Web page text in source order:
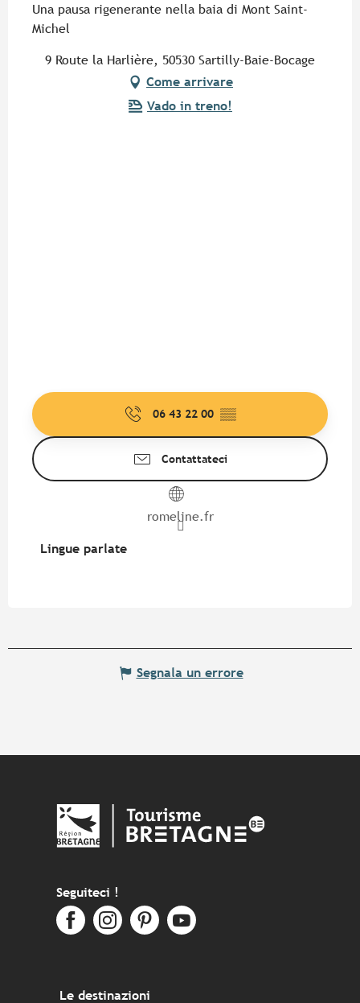
Una pausa rigenerante nella baia di Mont Saint-
Michel
9 Route la Harlière, 50530 Sartilly-Baie-Bocage
Come arrivare
Vado in treno!
06 43 22 00 ▒▒
Contattateci
romeline.fr
Lingue parlate
Lingue parlate
Segnala un errore
Seguiteci !
Le destinazioni